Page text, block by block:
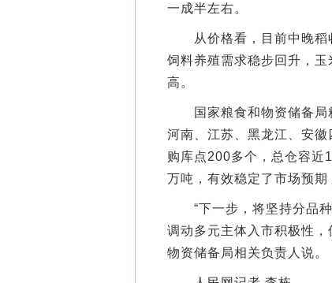
一成半左右。
从价格看，目前中晚稻
饲料养殖需求稳步回升，
高。
国家粮食和物资储备局
河南、江苏、黑龙江、安
购库点200多个，总仓容近
万吨，有效稳定了市场预期
“下一步，将坚持分品种
调动多元主体入市积极性
物资储备局相关负责人说。